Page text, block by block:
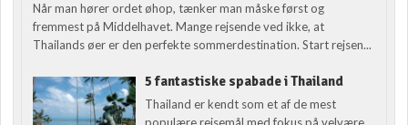
Når man hører ordet øhop, tænker man måske først og
fremmest på Middelhavet. Mange rejsende ved ikke, at
Thailands øer er den perfekte sommerdestination. Start rejsen...
5 fantastiske spabade i Thailand
Thailand er kendt som et af de mest